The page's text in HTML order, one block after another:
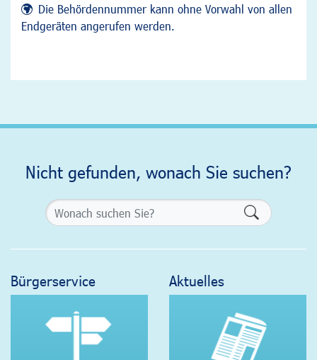
Die Behördennummer kann ohne Vorwahl von allen
Endgeräten angerufen werden.
Nicht gefunden, wonach Sie suchen?
Bürgerservice Aktuelles